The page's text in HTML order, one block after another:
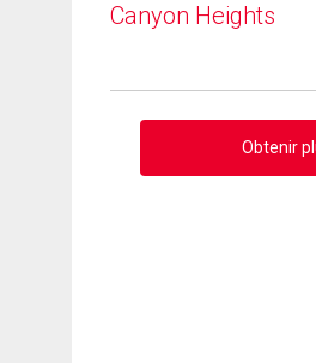
Canyon Heights
Obtenir